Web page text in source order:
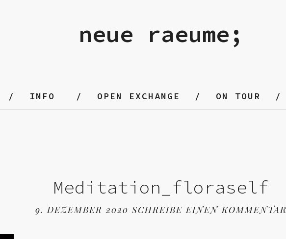
neue raeume;
INFO OPEN EXCHANGE ON TOUR
Meditation_floraself
9. DEZEMBER 2020 SCHREIBE EINEN KOMMENTAR